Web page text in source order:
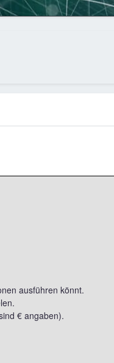
ausführen könnt.
€ angaben).